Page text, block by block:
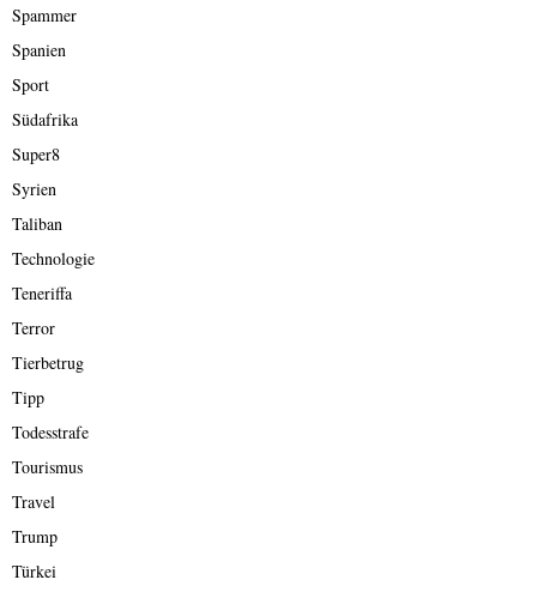
Spammer
Spanien
Sport
Südafrika
Super8
Syrien
Taliban
Technologie
Teneriffa
Terror
Tierbetrug
Tipp
Todesstrafe
Tourismus
Travel
Trump
Türkei